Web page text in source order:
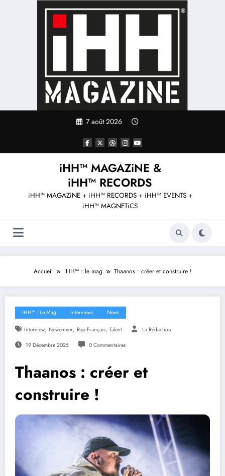
7 août 2026
iHH™ MAGAZiNE &
iHH™ RECORDS
iHH™ MAGAZiNE + iHH™ RECORDS + iHH™ EVENTS +
iHH™ MAGNETiCS
Accueil iHH™ : le mag Thaanos : créer et construire !
IHH™ : Le Mag Interviews News
Interview, Newcomer, Rap Français, Talent La Rédaction
19 Décembre 2025 0 Commentaires
Thaanos : créer et
construire !